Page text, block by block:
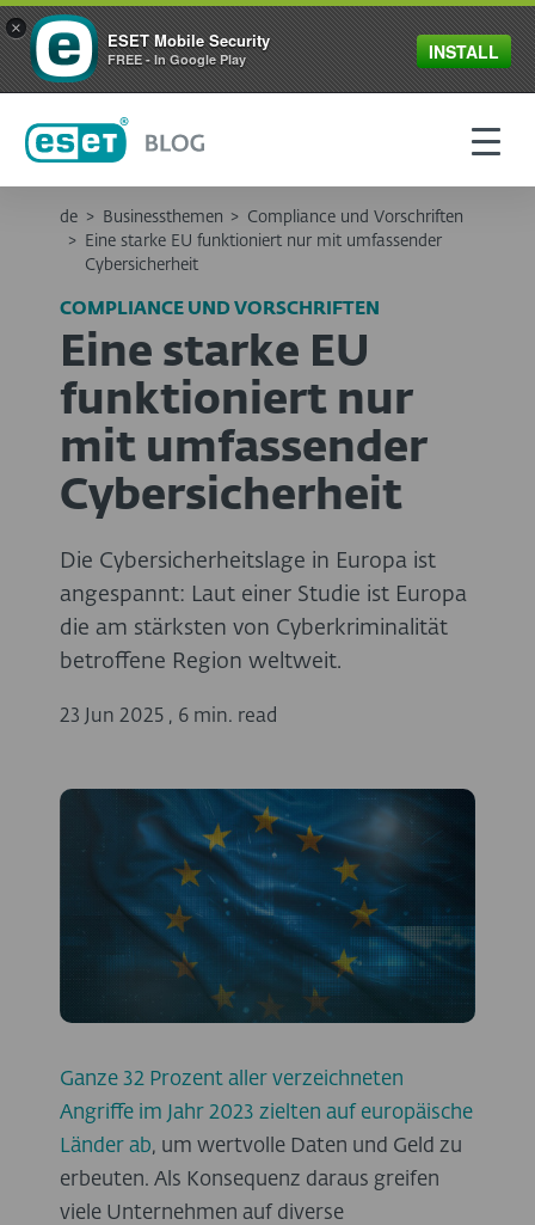
de > Businessthemen > Compliance und Vorschriften
>
Eine starke EU funktioniert nur mit umfassender
Cybersicherheit
COMPLIANCE UND VORSCHRIFTEN
Eine starke EU
funktioniert nur
mit umfassender
Cybersicherheit
Die Cybersicherheitslage in Europa ist
angespannt: Laut einer Studie ist Europa
die am stärksten von Cyberkriminalität
betroffene Region weltweit.
23 Jun 2025 , 6 min. read
Ganze 32 Prozent aller verzeichneten
Angriffe im Jahr 2023 zielten auf europäische
Länder ab, um wertvolle Daten und Geld zu
erbeuten. Als Konsequenz daraus greifen
viele Unternehmen auf diverse
×
ESET Mobile Security
FREE - In Google Play INSTALL